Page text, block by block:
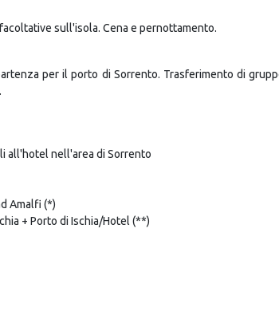
sull'isola. Cena e pernottamento.
per il porto di Sorrento. Trasferimento di gruppo
all'hotel nell'area di Sorrento
Amalfi (*)
+ Porto di Ischia/Hotel (**)